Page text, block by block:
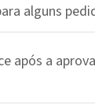
alguns
após a